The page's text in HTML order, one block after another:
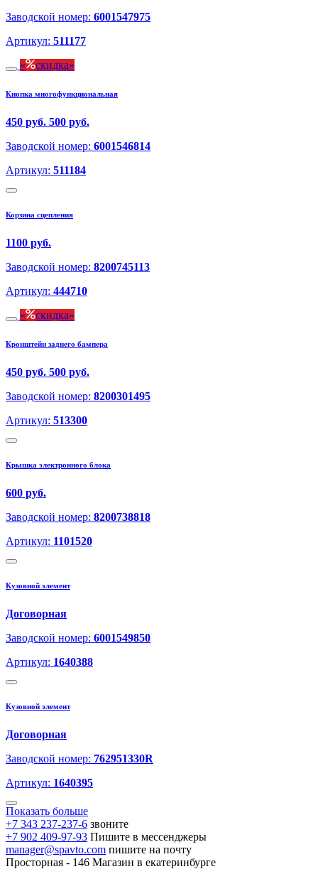
Заводской номер: 6001547975
Артикул: 511177
скидка
Кнопка многофункциональная
450 руб. 500 руб.
Заводской номер: 6001546814
Артикул: 511184
Корзина сцепления
1100 руб.
Заводской номер: 8200745113
Артикул: 444710
скидка
Кронштейн заднего бампера
450 руб. 500 руб.
Заводской номер: 8200301495
Артикул: 513300
Крышка электронного блока
600 руб.
Заводской номер: 8200738818
Артикул: 1101520
Кузовной элемент
Договорная
Заводской номер: 6001549850
Артикул: 1640388
Кузовной элемент
Договорная
Заводской номер: 762951330R
Артикул: 1640395
Показать больше
+7 343 237-237-6 звоните
+7 902 409-97-93 Пишите в мессенджеры
manager@spavto.com пишите на почту
Просторная - 146 Магазин в екатеринбурге